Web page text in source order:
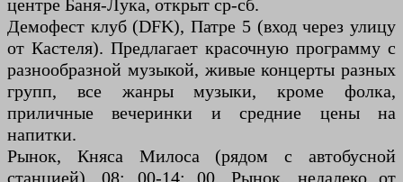
центре Баня-Лука, открыт ср-сб.
Демофест клуб (DFK), Патре 5 (вход через улицу
от Кастеля). Предлагает красочную программу с
разнообразной музыкой, живые концерты разных
групп, все жанры музыки, кроме фолка,
приличные вечеринки и средние цены на
напитки.
Рынок, Княса Милоса (рядом с автобусной
станцией). 08: 00-14: 00. Рынок, недалеко от